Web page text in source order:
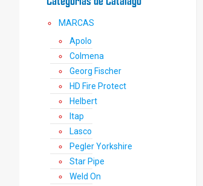
MARCAS
Apolo
Colmena
Georg Fischer
HD Fire Protect
Helbert
Itap
Lasco
Pegler Yorkshire
Star Pipe
Weld On